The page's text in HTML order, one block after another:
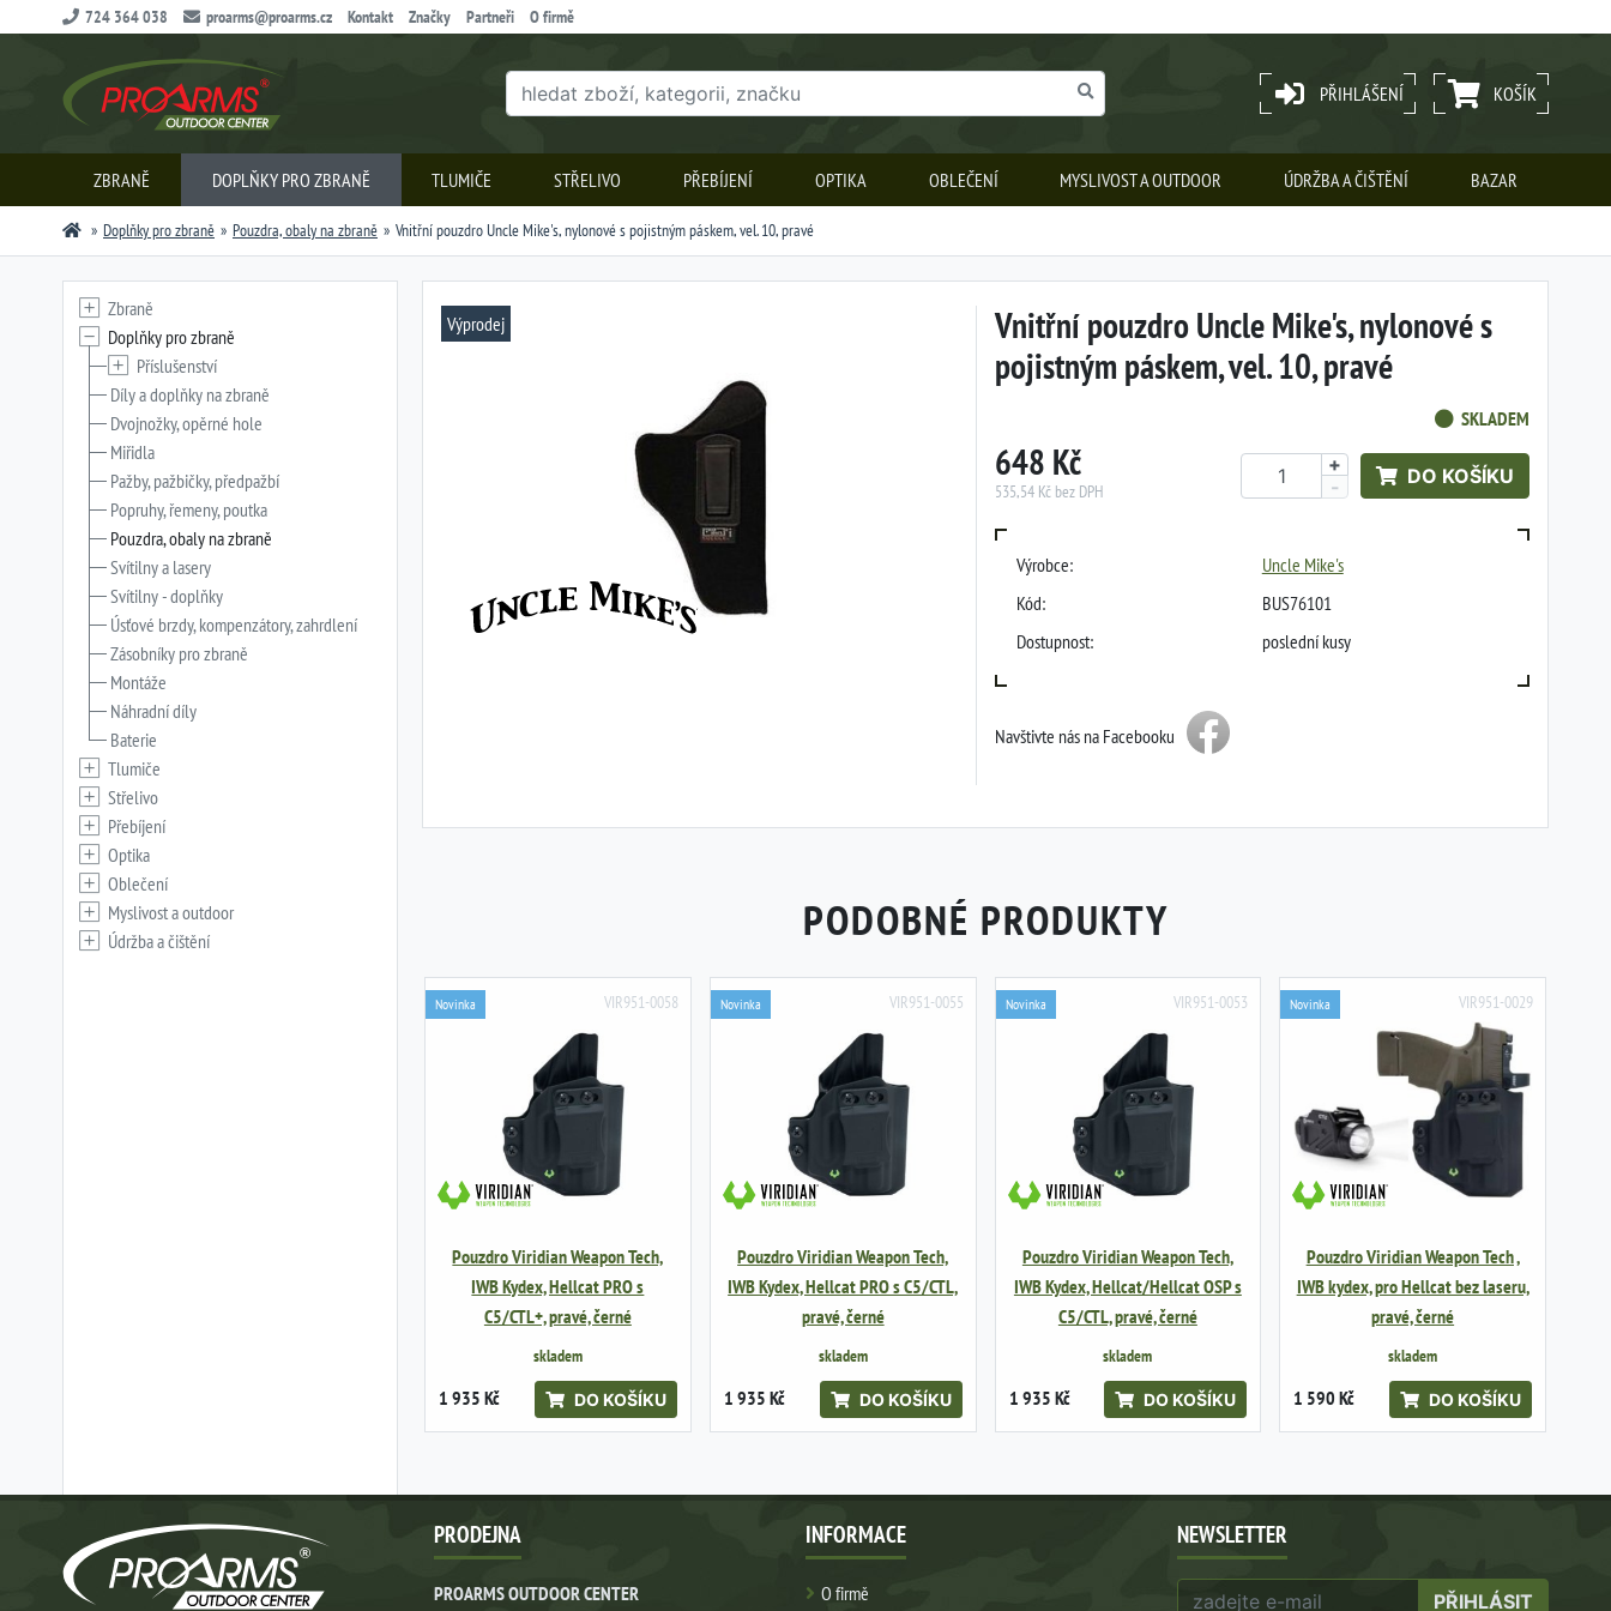
724 364 038 proarms@proarms.cz Kontakt Značky Partneři O firmě
PŘIHLÁŠENÍ KOŠÍK
ZBRANĚ DOPLŇKY PRO ZBRANĚ TLUMIČE STŘELIVO PŘEBÍJENÍ OPTIKA OBLEČENÍ MYSLIVOST A OUTDOOR ÚDRŽBA A ČIŠTĚNÍ BAZAR
Doplňky pro zbraně Pouzdra, obaly na zbraně Vnitřní pouzdro Uncle Mike's, nylonové s pojistným páskem, vel. 10, pravé
Vnitřní pouzdro Uncle Mike's, nylonové s
pojistným páskem, vel. 10, pravé
Výprodej
SKLADEM
648 Kč
535,54 Kč bez DPH
+
-
DO KOŠÍKU
Výrobce:
Uncle Mike's
Kód:
BUS76101
Dostupnost:
poslední kusy
Navštivte nás na Facebooku
PODOBNÉ PRODUKTY
VIR951-0058
Novinka
Pouzdro Viridian Weapon Tech,
IWB Kydex, Hellcat PRO s
C5/CTL+, pravé, černé
skladem
1 935 Kč DO KOŠÍKU
VIR951-0055
Novinka
Pouzdro Viridian Weapon Tech,
IWB Kydex, Hellcat PRO s C5/CTL,
pravé, černé
skladem
1 935 Kč DO KOŠÍKU
VIR951-0053
Novinka
Pouzdro Viridian Weapon Tech,
IWB Kydex, Hellcat/Hellcat OSP s
C5/CTL, pravé, černé
skladem
1 935 Kč DO KOŠÍKU
VIR951-0029
Novinka
Pouzdro Viridian Weapon Tech ,
IWB kydex, pro Hellcat bez laseru,
pravé, černé
skladem
1 590 Kč DO KOŠÍKU
Zbraně
Doplňky pro zbraně
Příslušenství
Díly a doplňky na zbraně
Dvojnožky, opěrné hole
Miřidla
Pažby, pažbičky, předpažbí
Popruhy, řemeny, poutka
Pouzdra, obaly na zbraně
Svítilny a lasery
Svítilny - doplňky
Úsťové brzdy, kompenzátory, zahrdlení
Zásobníky pro zbraně
Montáže
Náhradní díly
Baterie
Tlumiče
Střelivo
Přebíjení
Optika
Oblečení
Myslivost a outdoor
Údržba a čištění
PRODEJNA
PROARMS OUTDOOR CENTER
INFORMACE
O firmě
NEWSLETTER
PŘIHLÁSIT